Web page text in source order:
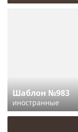
Шаблон №983
иностранные